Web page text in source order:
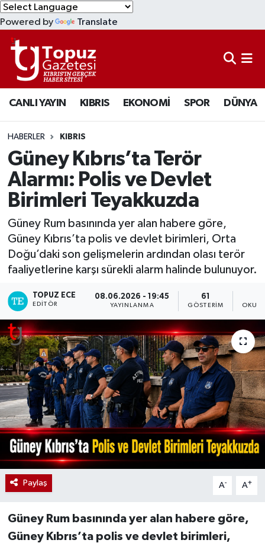
Powered by Translate
CANLI YAYIN KIBRIS EKONOMİ SPOR DÜNYA
HABERLER KIBRIS
Güney Kıbrıs’ta Terör
Alarmı: Polis ve Devlet
Birimleri Teyakkuzda
Güney Rum basınında yer alan habere göre,
Güney Kıbrıs’ta polis ve devlet birimleri, Orta
Doğu’daki son gelişmelerin ardından olası terör
faaliyetlerine karşı sürekli alarm halinde bulunuyor.
TOPUZ ECE
EDITÖR
08.06.2026 - 19:45
YAYINLANMA
61
GÖSTERIM
Paylaş A- A+
Güney Rum basınında yer alan habere göre,
Güney Kıbrıs’ta polis ve devlet birimleri,
KIBRIS
DÜNYA
EKONOMİ
MAGAZİN
SAĞLIK
SPOR
TEKNOLOJİ
TÜRKİYE
Lefkoşa Nöbetçi Eczaneler
Lefkoşa Hava Durumu
Lefkoşa Trafik Yoğunluk Haritası
Süper Lig Puan Durumu ve Fikstür
Tüm Manşetler
Son Dakika Haberleri
Haber Arşivi